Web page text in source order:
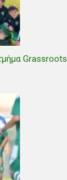
Grassroots